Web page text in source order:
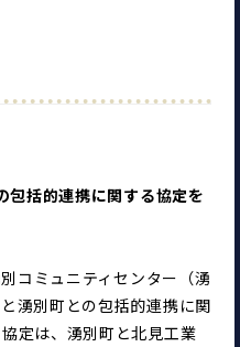
包括的連携に関する協定を
コミュニティセンター（湧
湧別町との包括的連携に関
定は、湧別町と北見工業